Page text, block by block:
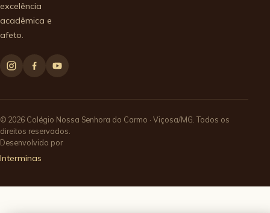
excelência
acadêmica e
afeto.
© 2026 Colégio Nossa Senhora do Carmo · Viçosa/MG. Todos os
direitos reservados.
Desenvolvido por
Interminas